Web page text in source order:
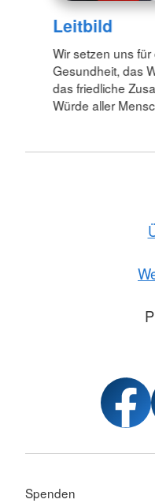
Leitbild
Wir setzen uns
Gesundheit, das
das friedliche
Würde aller
Spenden